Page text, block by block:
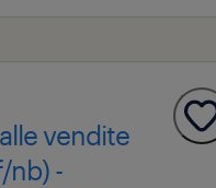
vendite
nb) -